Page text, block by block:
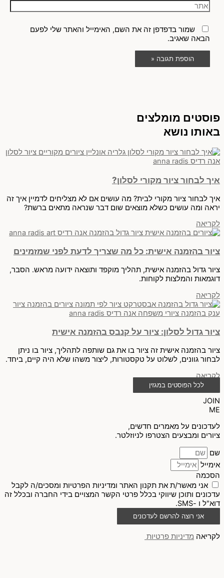
שמור בדפדפן זה את השם, האימייל והאתר שלי לפעם
הבאה שאגיב.
פוסטים מומלצים
באותו נושא
איך לבחור ציור מקורי לסלון?
איך לבחור ציור מקורי לבית? מה עושים אם לא מצליחים לדמיין איך זה
יראה ומה עושים כשלא מוצאים שום דבר שנראה מתאים ברשת?
לקריאה
ציור בהזמנה אישית: כל מה שצריך לדעת לפני שמזמינים
ציור גדול בהזמנה אישית, תהליך מוקפד ותוצאה ידועה מראש. הסבר,
דוגמאות והמלצות לקוחות.
לקריאה
ציור גדול לסלון: ציור על קנבס בהזמנה אישית
ציור בהזמנה אישית זה ציור בו את גם שותפה לתהליך, ציור בו ניתן
לבחור גוונים, לשלוט על טקסטורות, ליצור משהו שלא היה קיים, ביחד.
לקריאה
לכל הפוסטים במגזין
JOIN
ME
לעדכונים על מאמרים חדשים,
ציורים ומבצעים הצטרפו לניוזלטר.
שם
אימייל
הסכמה
אני מאשר/ת את תקנון האתר ומדיניות הפרטיות ומסכים/ה לקבל
עדכונים ותוכן שיווקי בכלל פרטי הקשר המצויים בידי החברה ובכלל זה
דוא"ל ו -SMS.
אני רוצה להרשם לעדכונים
לקריאה מדיניות פרטיות